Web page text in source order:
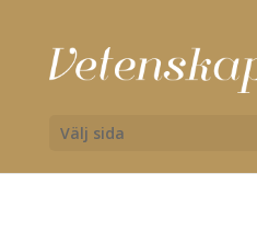
Välj sida